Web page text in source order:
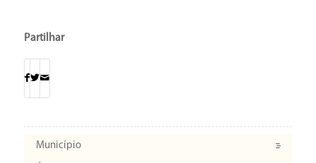
Partilhar
Município